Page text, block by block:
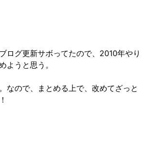
ログ更新サボってたので、2010年やり
ようと思う。
なので、まとめる上で、改めてざっと